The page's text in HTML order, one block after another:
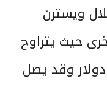
ويسترن
حيث يتراوح
ما بين 300 دولار إلى 10000 دولار وقد يصل